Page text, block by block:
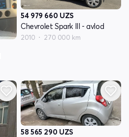
54 979 660 UZS
Chevrolet Spark III - avlod
2010 270 000 km
58 565 290 UZS